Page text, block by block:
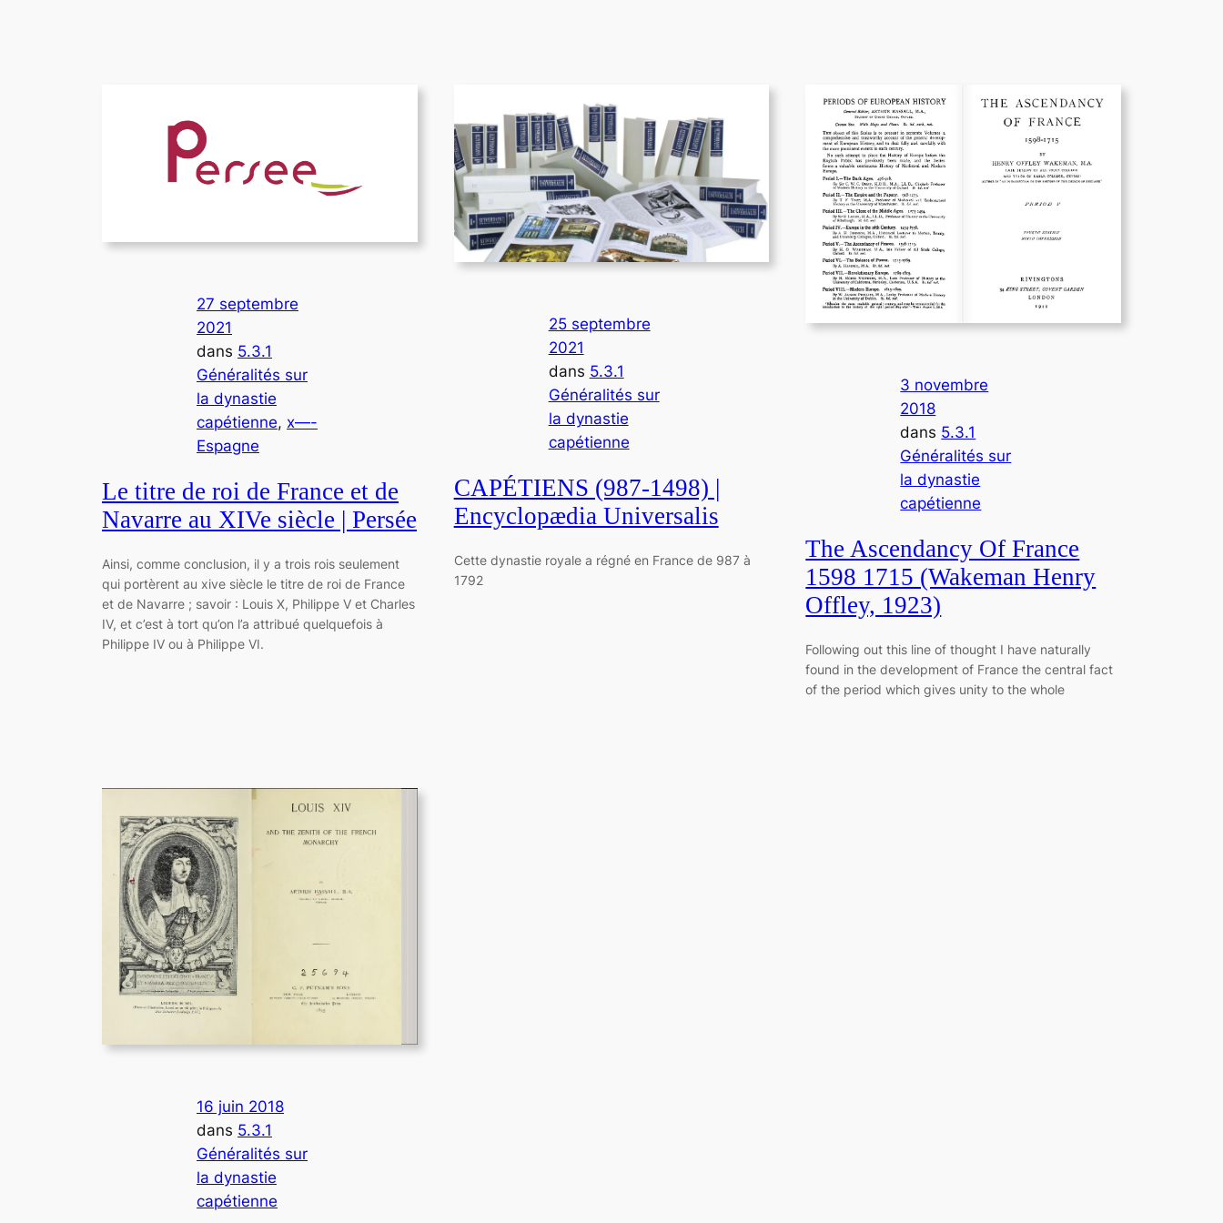
27 septembre
2021
dans 5.3.1
Généralités sur
la dynastie
capétienne, x—-
Espagne
Le titre de roi de France et de
Navarre au XIVe siècle | Persée
Ainsi, comme conclusion, il y a trois rois seulement
qui portèrent au xive siècle le titre de roi de France
et de Navarre ; savoir : Louis X, Philippe V et Charles
IV, et c’est à tort qu’on l’a attribué quelquefois à
Philippe IV ou à Philippe VI.
25 septembre
2021
dans 5.3.1
Généralités sur
la dynastie
capétienne
CAPÉTIENS (987-1498) |
Encyclopædia Universalis
Cette dynastie royale a régné en France de 987 à
1792
3 novembre
2018
dans 5.3.1
Généralités sur
la dynastie
capétienne
The Ascendancy Of France
1598 1715 (Wakeman Henry
Offley, 1923)
Following out this line of thought I have naturally
found in the development of France the central fact
of the period which gives unity to the whole
16 juin 2018
dans 5.3.1
Généralités sur
la dynastie
capétienne